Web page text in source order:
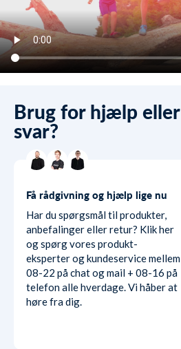
Brug for hjælp
svar?
Få rådgivning og hjælp lige nu
Har du spørgsmål til produkter,
anbefalinger eller retur? Klik her
og spørg vores produkt-
eksperter og kundeservice mellem
08-22 på chat og mail + 08-16 på
telefon alle hverdage. Vi håber at
høre fra dig.